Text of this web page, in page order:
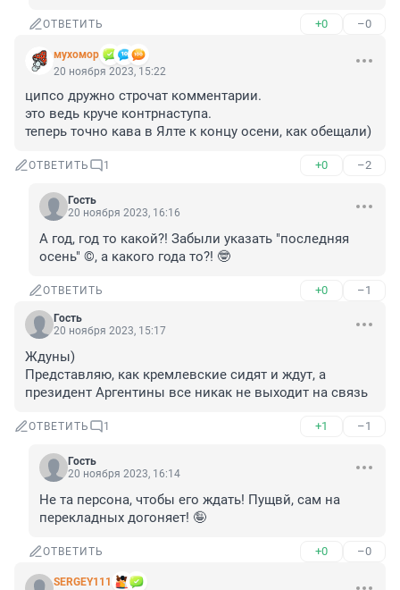
ОТВЕТИТЬ +0 –0
мухомор
20 ноября 2023, 15:22
ципсо дружно строчат комментарии.
это ведь круче контрнаступа.
теперь точно кава в Ялте к концу осени, как обещали)
ОТВЕТИТЬ 1 +0 –2
Гость
20 ноября 2023, 16:16
А год, год то какой?! Забыли указать "последняя
осень" ©, а какого года то?! 🤓
ОТВЕТИТЬ +0 –1
Гость
20 ноября 2023, 15:17
Ждуны)
Представляю, как кремлевские сидят и ждут, а
президент Аргентины все никак не выходит на связь
ОТВЕТИТЬ 1 +1 –1
Гость
20 ноября 2023, 16:14
Не та персона, чтобы его ждать! Пущвй, сам на
перекладных догоняет! 🤪
ОТВЕТИТЬ +0 –0
SERGEY111